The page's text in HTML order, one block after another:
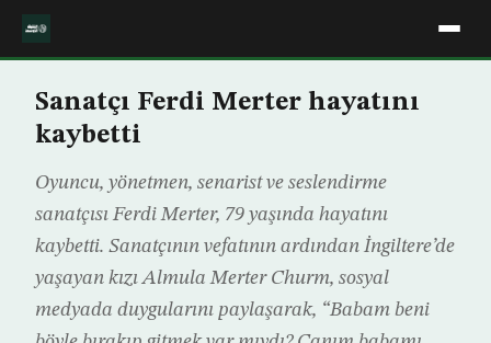
Sanatçı Ferdi Merter hayatını
kaybetti
Oyuncu, yönetmen, senarist ve seslendirme
sanatçısı Ferdi Merter, 79 yaşında hayatını
kaybetti. Sanatçının vefatının ardından İngiltere’de
yaşayan kızı Almula Merter Churm, sosyal
medyada duygularını paylaşarak, “Babam beni